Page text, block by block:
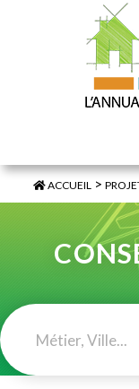
ACCUEIL >